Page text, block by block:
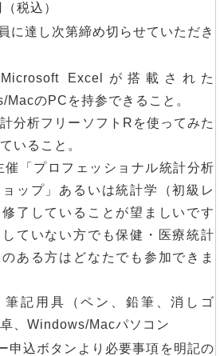
税込）
に達し次第締め切らせていただき
Excelが搭載された
MacのPCを持参できること。
計分析フリーソフトRを使ってみた
いること。
催「プロフェッショナル統計分析
ップ」あるいは統計学（初級レ
了していることが望ましいです
ていない方でも保健・医療統計
ある方はどなたでも参加できま
筆記用具（ペン、鉛筆、消しゴ
、Windows/Macパソコン
申込ボタンより必要事項を明記の